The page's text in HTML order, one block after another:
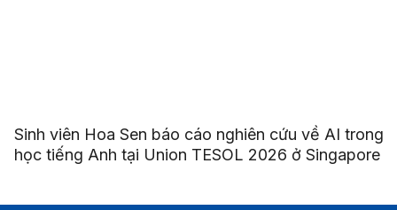
Sinh viên Hoa Sen báo cáo nghiên cứu về AI trong
học tiếng Anh tại Union TESOL 2026 ở Singapore